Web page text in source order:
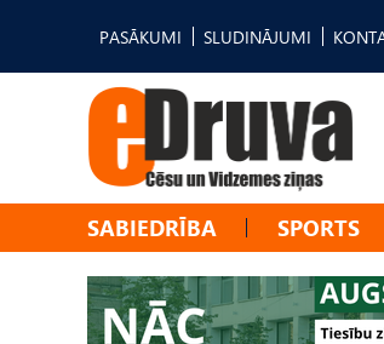
PASĀKUMI SLUDINĀJUMI
SABIEDRĪBA SPORTS